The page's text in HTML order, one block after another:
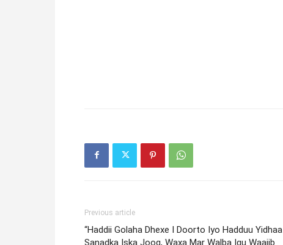
Previous article
“Haddii Golaha Dhexe I Doorto Iyo Hadduu Yidhaa
Sanadka Iska Joog, Waxa Mar Walba Igu Waajib